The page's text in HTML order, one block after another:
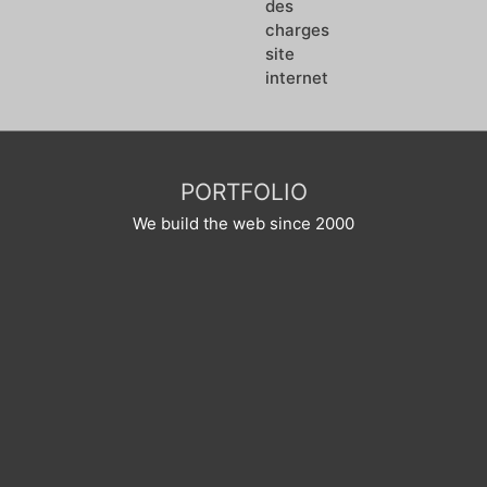
PORTFOLIO
We build the web since 2000